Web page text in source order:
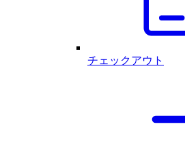
チェックアウト